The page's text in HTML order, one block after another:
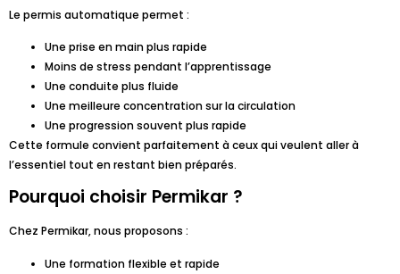
Le permis automatique permet :
Une prise en main plus rapide
Moins de stress pendant l’apprentissage
Une conduite plus fluide
Une meilleure concentration sur la circulation
Une progression souvent plus rapide
Cette formule convient parfaitement à ceux qui veulent aller à
l’essentiel tout en restant bien préparés.
Pourquoi choisir Permikar ?
Chez Permikar, nous proposons :
Une formation flexible et rapide